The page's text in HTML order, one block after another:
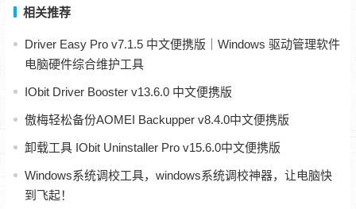
相关推荐
Driver Easy Pro v7.1.5 中文便携版｜Windows 驱动管理软件
电脑硬件综合维护工具
IObit Driver Booster v13.6.0 中文便携版
傲梅轻松备份AOMEI Backupper v8.4.0中文便携版
卸载工具 IObit Uninstaller Pro v15.6.0中文便携版
Windows系统调校工具，windows系统调校神器，让电脑快
到飞起！